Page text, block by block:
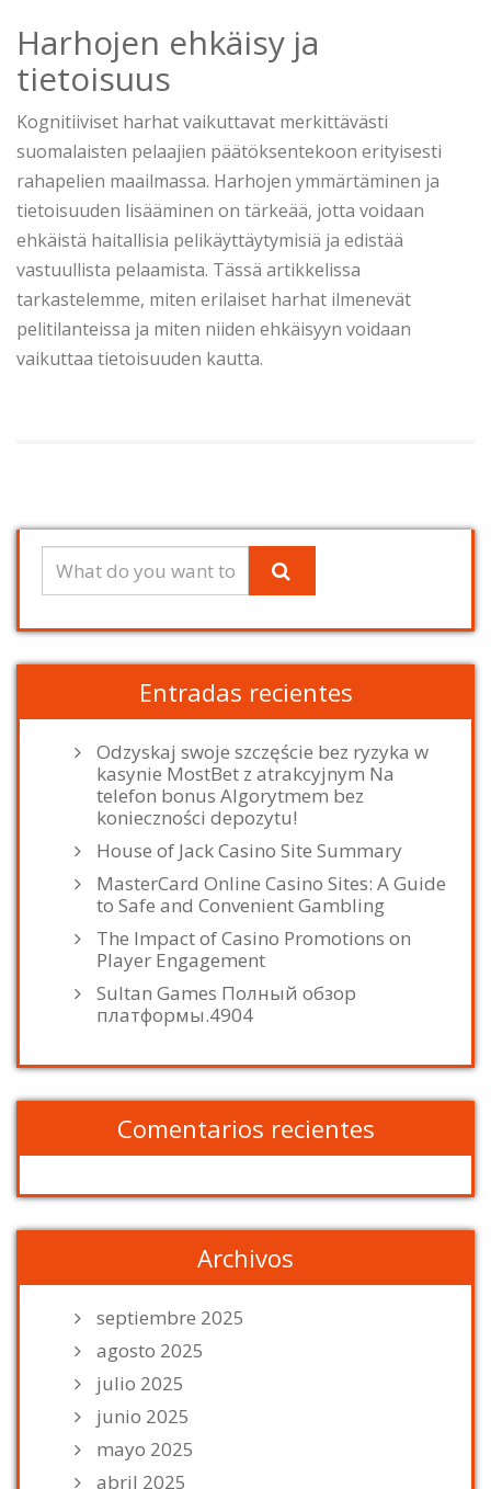
Harhojen ehkäisy ja
tietoisuus
Kognitiiviset harhat vaikuttavat merkittävästi
suomalaisten pelaajien päätöksentekoon erityisesti
rahapelien maailmassa. Harhojen ymmärtäminen ja
tietoisuuden lisääminen on tärkeää, jotta voidaan
ehkäistä haitallisia pelikäyttäytymisiä ja edistää
vastuullista pelaamista. Tässä artikkelissa
tarkastelemme, miten erilaiset harhat ilmenevät
pelitilanteissa ja miten niiden ehkäisyyn voidaan
vaikuttaa tietoisuuden kautta.
Entradas recientes
Odzyskaj swoje szczęście bez ryzyka w
kasynie MostBet z atrakcyjnym Na
telefon bonus Algorytmem bez
konieczności depozytu!
House of Jack Casino Site Summary
MasterCard Online Casino Sites: A Guide
to Safe and Convenient Gambling
The Impact of Casino Promotions on
Player Engagement
Sultan Games Полный обзор
платформы.4904
Comentarios recientes
Archivos
septiembre 2025
agosto 2025
julio 2025
junio 2025
mayo 2025
abril 2025